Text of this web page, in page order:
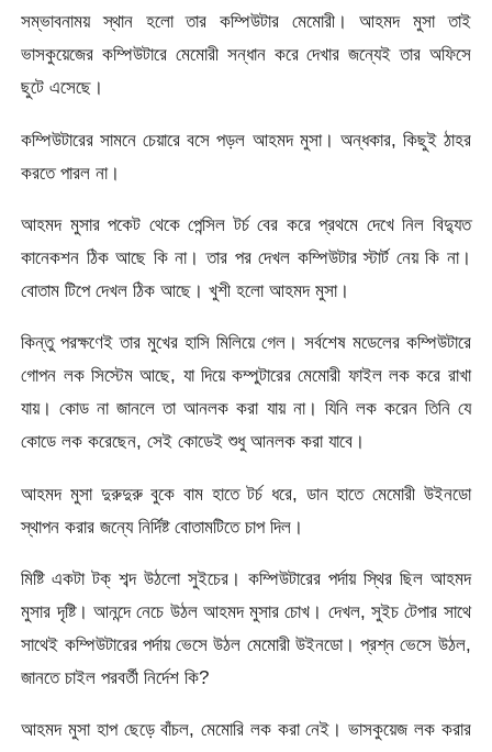
সম্ভাবনাময় স্থান হলো তার কম্পিউটার মেমোরী। আহমদ মুসা তাই
ভাসকুয়েজের কম্পিউটারে মেমোরী সন্ধান করে দেখার জন্যেই তার অফিসে
ছুটে এসেছে।
কম্পিউটারের সামনে চেয়ারে বসে পড়ল আহমদ মুসা। অন্ধকার, কিছুই ঠাহর
করতে পারল না।
আহমদ মুসার পকেট থেকে পেন্সিল টর্চ বের করে প্রথমে দেখে নিল বিদ্যুত
কানেকশন ঠিক আছে কি না। তার পর দেখল কম্পিউটার স্টার্ট নেয় কি না।
বোতাম টিপে দেখল ঠিক আছে। খুশী হলো আহমদ মুসা।
কিন্তু পরক্ষণেই তার মুখের হাসি মিলিয়ে গেল। সর্বশেষ মডেলের কম্পিউটারে
গোপন লক সিস্টেম আছে, যা দিয়ে কম্পুটারের মেমোরী ফাইল লক করে রাখা
যায়। কোড না জানলে তা আনলক করা যায় না। যিনি লক করেন তিনি যে
কোডে লক করেছেন, সেই কোডেই শুধু আনলক করা যাবে।
আহমদ মুসা দুরুদুরু বুকে বাম হাতে টর্চ ধরে, ডান হাতে মেমোরী উইনডো
স্থাপন করার জন্যে নির্দিষ্ট বোতামটিতে চাপ দিল।
মিষ্টি একটা টক্ শব্দ উঠলো সুইচের। কম্পিউটারের পর্দায় স্থির ছিল আহমদ
মুসার দৃষ্টি। আনন্দে নেচে উঠল আহমদ মুসার চোখ। দেখল, সুইচ টেপার সাথে
সাথেই কম্পিউটারের পর্দায় ভেসে উঠল মেমোরী উইনডো। প্রশ্ন ভেসে উঠল,
জানতে চাইল পরবর্তী নির্দেশ কি?
আহমদ মুসা হাপ ছেড়ে বাঁচল, মেমোরি লক করা নেই। ভাসকুয়েজ লক করার